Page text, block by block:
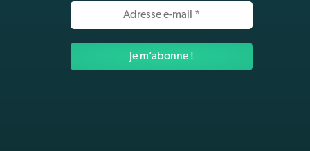
Adresse
*